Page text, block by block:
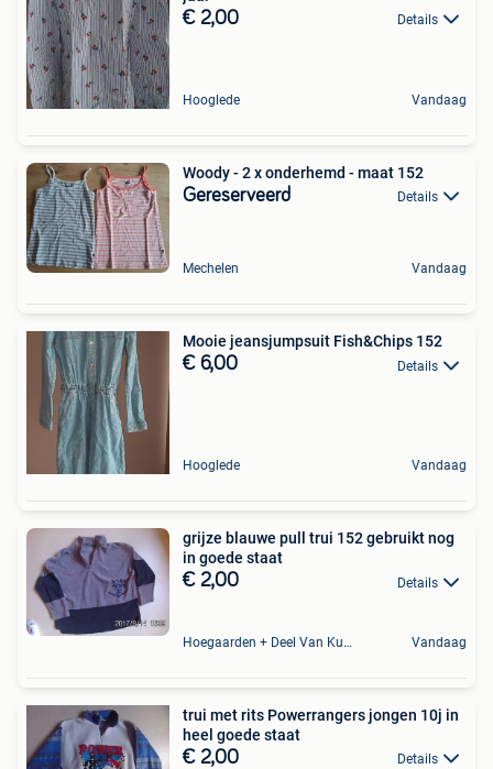
€ 2,00 Details
Hooglede Vandaag
Woody - 2 x onderhemd - maat 152
Gereserveerd Details
Mechelen Vandaag
Mooie jeansjumpsuit Fish&Chips 152
€ 6,00 Details
Hooglede Vandaag
grijze blauwe pull trui 152 gebruikt nog
in goede staat
€ 2,00 Details
Hoegaarden + Deel Van Kumtich + Deel Van Tienen Vandaag
trui met rits Powerrangers jongen 10j in
heel goede staat
€ 2,00 Details